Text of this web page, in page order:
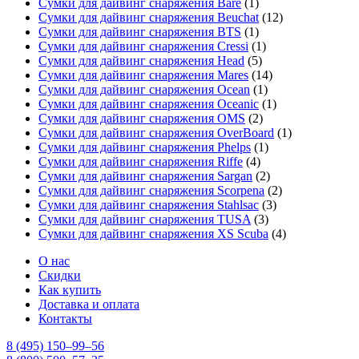
Сумки для дайвинг снаряжения Bare (1)
Сумки для дайвинг снаряжения Beuchat (12)
Сумки для дайвинг снаряжения BTS (1)
Сумки для дайвинг снаряжения Cressi (1)
Сумки для дайвинг снаряжения Head (5)
Сумки для дайвинг снаряжения Mares (14)
Сумки для дайвинг снаряжения Ocean (1)
Сумки для дайвинг снаряжения Oceanic (1)
Сумки для дайвинг снаряжения OMS (2)
Сумки для дайвинг снаряжения OverBoard (1)
Сумки для дайвинг снаряжения Phelps (1)
Сумки для дайвинг снаряжения Riffe (4)
Сумки для дайвинг снаряжения Sargan (2)
Сумки для дайвинг снаряжения Scorpena (2)
Сумки для дайвинг снаряжения Stahlsac (3)
Сумки для дайвинг снаряжения TUSA (3)
Сумки для дайвинг снаряжения XS Scuba (4)
О нас
Скидки
Как купить
Доставка и оплата
Контакты
8 (495) 150–99–56